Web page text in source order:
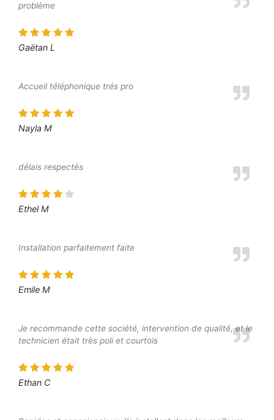
problème
Gaëtan L
Accueil téléphonique trés pro
Nayla M
délais respectés
Ethel M
Installation parfaitement faite
Emile M
Je recommande cette société, intervention de qualité, et le
technicien était très poli et courtois
Ethan C